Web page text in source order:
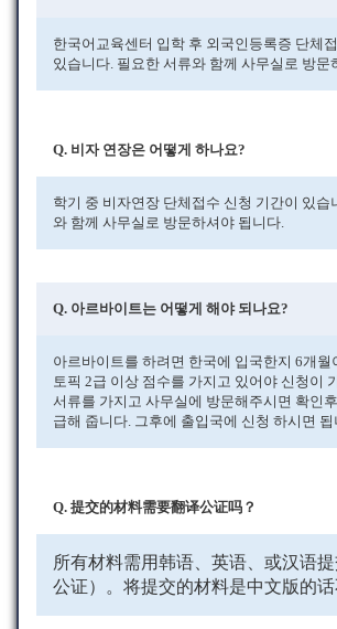
한국어교육센터 입학 후 외국인등록증 단체
있습니다. 필요한 서류와 함께 사무실로 방문
Q. 비자 연장은 어떻게 하나요?
학기 중 비자연장 단체접수 신청 기간이 있습
와 함께 사무실로 방문하셔야 됩니다.
Q. 아르바이트는 어떻게 해야 되나요?
아르바이트를 하려면 한국에 입국한지 6개월
토픽 2급 이상 점수를 가지고 있어야 신청이
서류를 가지고 사무실에 방문해주시면 확인
급해 줍니다. 그후에 출입국에 신청 하시면 됩
Q. 提交的材料需要翻译公证吗？
所有材料需用韩语、英语、或汉语
公证）。将提交的材料是中文版的话